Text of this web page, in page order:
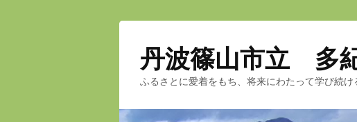
丹波篠山市立 多
ふるさとに愛着をもち、将来にわたって学び続